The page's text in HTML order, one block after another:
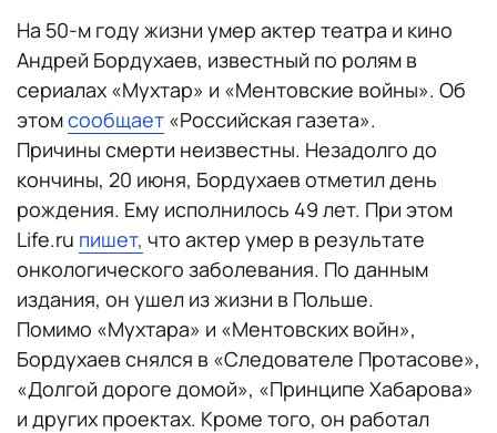
На 50-м году жизни умер актер театра и кино
Андрей Бордухаев, известный по ролям в
сериалах «Мухтар» и «Ментовские войны». Об
этомсообщает «Российская газета».
Причины смерти неизвестны. Незадолго до
кончины, 20 июня, Бордухаев отметил день
рождения. Ему исполнилось 49 лет. При этом
Life.ru пишет, что актер умер в результате
онкологического заболевания. По данным
издания, он ушел из жизни в Польше.
Помимо «Мухтара» и «Ментовских войн»,
Бордухаев снялся в «Следователе Протасове»,
«Долгой дороге домой», «Принципе Хабарова»
и других проектах. Кроме того, он работал